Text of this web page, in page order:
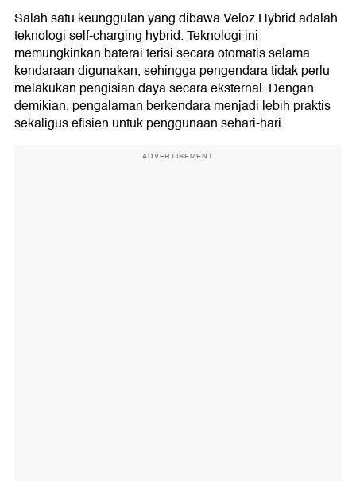
Salah satu keunggulan yang dibawa Veloz Hybrid adalah
teknologi self-charging hybrid. Teknologi ini
memungkinkan baterai terisi secara otomatis selama
kendaraan digunakan, sehingga pengendara tidak perlu
melakukan pengisian daya secara eksternal. Dengan
demikian, pengalaman berkendara menjadi lebih praktis
sekaligus efisien untuk penggunaan sehari-hari.
ADVERTISEMENT